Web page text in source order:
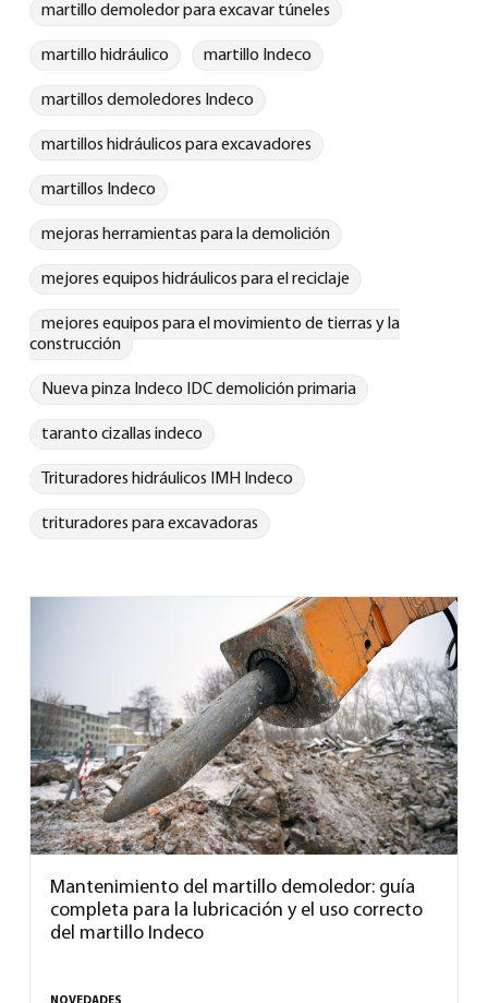
martillo demoledor para excavar túneles
martillo hidráulico martillo Indeco
martillos demoledores Indeco
martillos hidráulicos para excavadores
martillos Indeco
mejoras herramientas para la demolición
mejores equipos hidráulicos para el reciclaje
mejores equipos para el movimiento de tierras y la
construcción
Nueva pinza Indeco IDC demolición primaria
taranto cizallas indeco
Trituradores hidráulicos IMH Indeco
trituradores para excavadoras
Mantenimiento del martillo demoledor: guía
completa para la lubricación y el uso correcto
del martillo Indeco